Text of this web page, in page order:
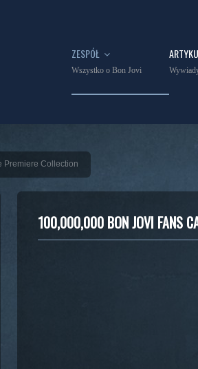
ZESPÓŁ
Wszystko o Bon Jovi
Premiere Collection
100,000,000 BON JOVI FANS